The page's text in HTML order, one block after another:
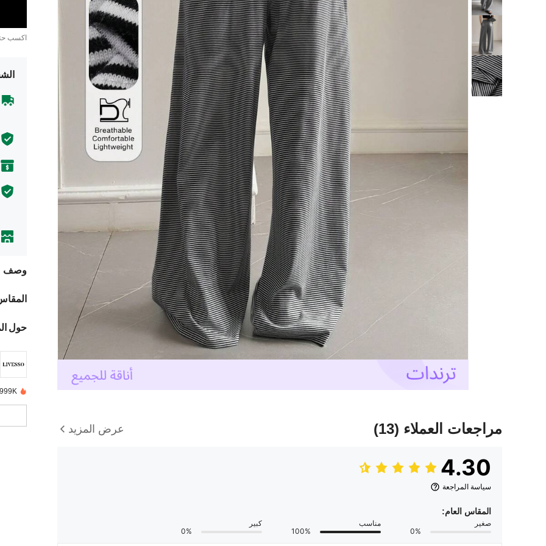
مراجعات العملاء (13) عرض المزيد
4.30
سياسة المراجعة
المقاس العام:
صغير
0%
مناسب
100%
كبير
0%
اكسب
وصف
حول
999K+ تم بيعها مؤخرًا